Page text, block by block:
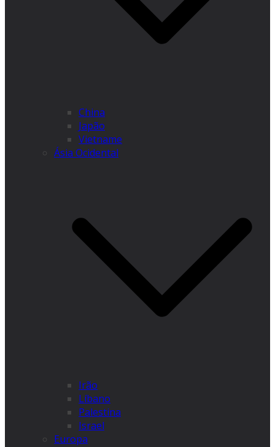
China
Japão
Vietname
Ásia Ocidental
Irão
Líbano
Palestina
Israel
Europa